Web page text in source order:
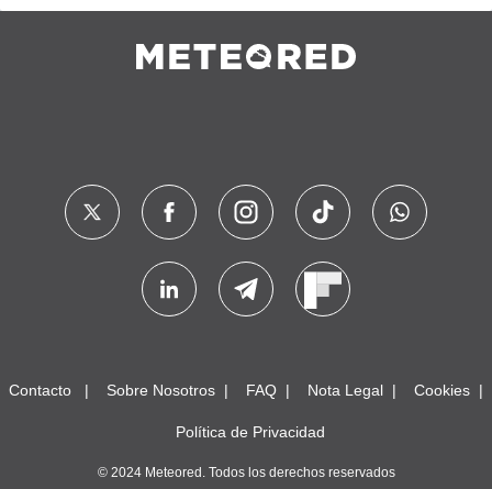
Contacto Sobre Nosotros FAQ Nota Legal Cookies
Política de Privacidad
© 2024 Meteored. Todos los derechos reservados